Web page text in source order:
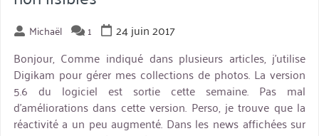
Michaël 1
24 juin 2017
Bonjour, Comme indiqué dans plusieurs articles, j’utilise
Digikam pour gérer mes collections de photos. La version
5.6 du logiciel est sortie cette semaine. Pas mal
d’améliorations dans cette version. Perso, je trouve que la
réactivité a un peu augmenté. Dans les news affichées sur